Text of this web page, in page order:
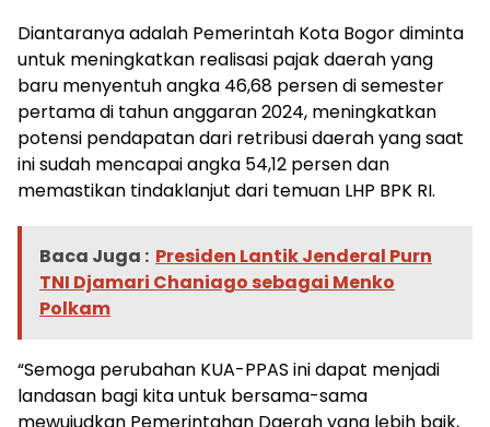
Diantaranya adalah Pemerintah Kota Bogor diminta
untuk meningkatkan realisasi pajak daerah yang
baru menyentuh angka 46,68 persen di semester
pertama di tahun anggaran 2024, meningkatkan
potensi pendapatan dari retribusi daerah yang saat
ini sudah mencapai angka 54,12 persen dan
memastikan tindaklanjut dari temuan LHP BPK RI.
Baca Juga : Presiden Lantik Jenderal Purn
TNI Djamari Chaniago sebagai Menko
Polkam
“Semoga perubahan KUA-PPAS ini dapat menjadi
landasan bagi kita untuk bersama-sama